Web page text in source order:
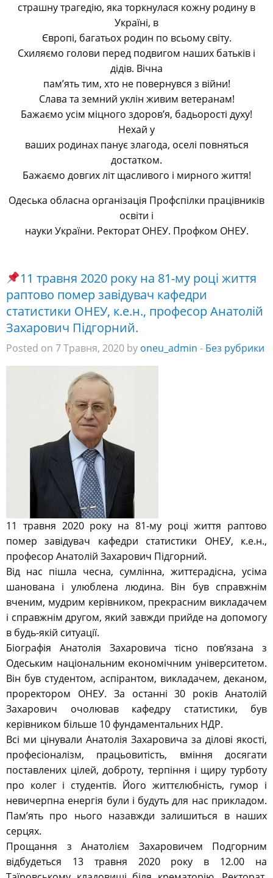
страшну трагедію, яка торкнулася кожну родину в
Україні, в
Європі, багатьох родин по всьому світу.
Схиляємо голови перед подвигом наших батьків і
дідів. Вічна
пам’ять тим, хто не повернувся з війни!
Слава та земний уклін живим ветеранам!
Бажаємо усім міцного здоров’я, бадьорості духу!
Нехай у
ваших родинах панує злагода, оселі повняться
достатком.
Бажаємо довгих літ щасливого і мирного життя!
Одеська обласна організація Профспілки працівників
освіти і
науки України. Ректорат ОНЕУ. Профком ОНЕУ.
11 травня 2020 року на 81-му році життя
раптово помер завідувач кафедри
статистики ОНЕУ, к.е.н., професор Анатолій
Захарович Підгорний.
Posted on 7 Травня, 2020 by oneu_admin - Без рубрики
11 травня 2020 року на 81-му році життя раптово
помер завідувач кафедри статистики ОНЕУ, к.е.н.,
професор Анатолій Захарович Підгорний.
Від нас пішла чесна, сумлінна, життєрадісна, усіма
шанована і улюблена людина. Він був справжнім
вченим, мудрим керівником, прекрасним викладачем
і справжнім другом, який завжди прийде на допомогу
в будь-якій ситуації.
Біографія Анатолія Захаровича тісно пов’язана з
Одеським національним економічним університетом.
Він був студентом, аспірантом, викладачем, деканом,
проректором ОНЕУ. За останні 30 років Анатолій
Захарович очолював кафедру статистики, був
керівником більше 10 фундаментальних НДР.
Всі ми цінували Анатолія Захаровича за ділові якості,
професіоналізм, працьовитість, вміння досягати
поставлених цілей, доброту, терпіння і щиру турботу
про колег і студентів. Його життєлюбність, гумор і
невичерпна енергія були і будуть для нас прикладом.
Пам’ять про нього назавжди залишиться в наших
серцях.
Прощання з Анатолієм Захаровичем Подгорним
відбудеться 13 травня 2020 року в 12.00 на